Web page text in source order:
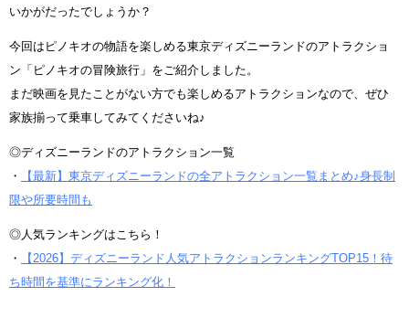
いかがだったでしょうか？
今回はピノキオの物語を楽しめる東京ディズニーランドのアトラクショ
ン「ピノキオの冒険旅行」をご紹介しました。
まだ映画を見たことがない方でも楽しめるアトラクションなので、ぜひ
家族揃って乗車してみてくださいね♪
◎ディズニーランドのアトラクション一覧
・
【最新】東京ディズニーランドの全アトラクション一覧まとめ♪身長制
限や所要時間も
◎人気ランキングはこちら！
・
【2026】ディズニーランド人気アトラクションランキングTOP15！待
ち時間を基準にランキング化！